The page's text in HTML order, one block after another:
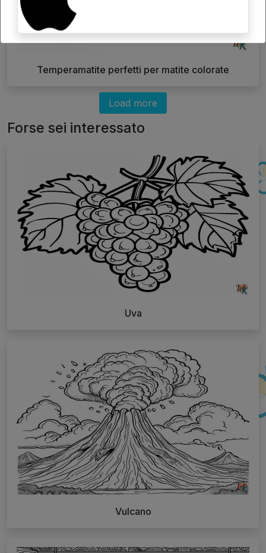
Temperamatite perfetti per matite colorate
Load more
Forse sei interessato
Uva
Vulcano